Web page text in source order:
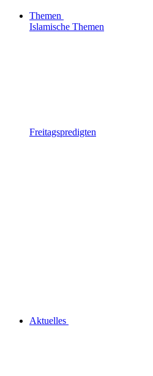
Themen
Islamische Themen
Freitagspredigten
Aktuelles